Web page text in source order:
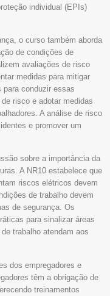
individual (EPIs)
o curso também aborda
de condições de
avaliações de risco
medidas para mitigar
conduzir essas
risco e adotar medidas
A análise de risco
e promover um
sobre a importância da
A NR10 estabelece que
riscos elétricos devem
de trabalho devem
de segurança. Os
para sinalizar áreas
trabalho atendam aos
dos empregadores e
têm a obrigação de
treinamentos